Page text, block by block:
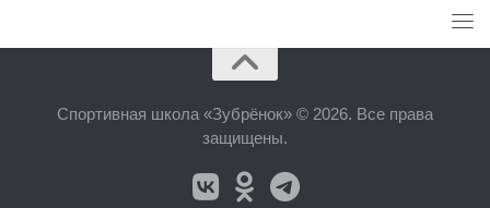
Спортивная школа «Зубрёнок» © 2026. Все права
защищены.